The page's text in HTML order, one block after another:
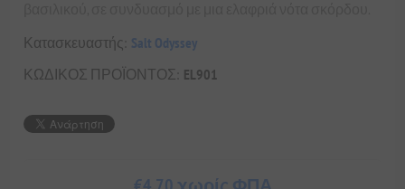
Κατασκευαστής: Salt Odyssey
ΚΩΔΙΚΟΣ ΠΡΟΪΟΝΤΟΣ: EL901